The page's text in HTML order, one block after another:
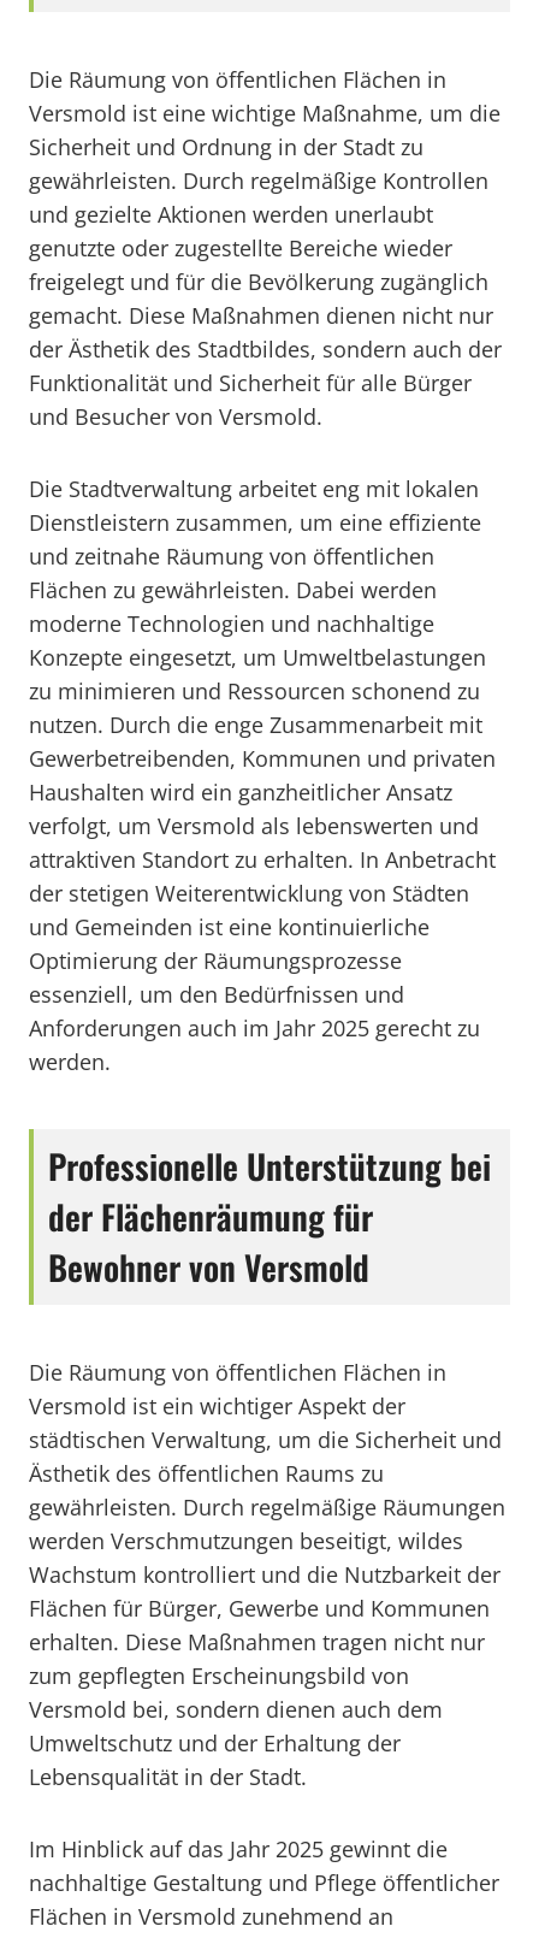
Die Räumung von öffentlichen Flächen in
Versmold ist eine wichtige Maßnahme, um die
Sicherheit und Ordnung in der Stadt zu
gewährleisten. Durch regelmäßige Kontrollen
und gezielte Aktionen werden unerlaubt
genutzte oder zugestellte Bereiche wieder
freigelegt und für die Bevölkerung zugänglich
gemacht. Diese Maßnahmen dienen nicht nur
der Ästhetik des Stadtbildes, sondern auch der
Funktionalität und Sicherheit für alle Bürger
und Besucher von Versmold.
Die Stadtverwaltung arbeitet eng mit lokalen
Dienstleistern zusammen, um eine effiziente
und zeitnahe Räumung von öffentlichen
Flächen zu gewährleisten. Dabei werden
moderne Technologien und nachhaltige
Konzepte eingesetzt, um Umweltbelastungen
zu minimieren und Ressourcen schonend zu
nutzen. Durch die enge Zusammenarbeit mit
Gewerbetreibenden, Kommunen und privaten
Haushalten wird ein ganzheitlicher Ansatz
verfolgt, um Versmold als lebenswerten und
attraktiven Standort zu erhalten. In Anbetracht
der stetigen Weiterentwicklung von Städten
und Gemeinden ist eine kontinuierliche
Optimierung der Räumungsprozesse
essenziell, um den Bedürfnissen und
Anforderungen auch im Jahr 2025 gerecht zu
werden.
Professionelle Unterstützung bei
der Flächenräumung für
Bewohner von Versmold
Die Räumung von öffentlichen Flächen in
Versmold ist ein wichtiger Aspekt der
städtischen Verwaltung, um die Sicherheit und
Ästhetik des öffentlichen Raums zu
gewährleisten. Durch regelmäßige Räumungen
werden Verschmutzungen beseitigt, wildes
Wachstum kontrolliert und die Nutzbarkeit der
Flächen für Bürger, Gewerbe und Kommunen
erhalten. Diese Maßnahmen tragen nicht nur
zum gepflegten Erscheinungsbild von
Versmold bei, sondern dienen auch dem
Umweltschutz und der Erhaltung der
Lebensqualität in der Stadt.
Im Hinblick auf das Jahr 2025 gewinnt die
nachhaltige Gestaltung und Pflege öffentlicher
Flächen in Versmold zunehmend an